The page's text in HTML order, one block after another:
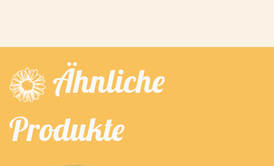
Ähnliche
Produkte